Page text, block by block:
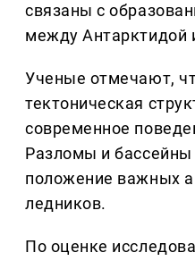
связаны с
между Антарктидой
Ученые отмечают,
тектоническая
современное
Разломы и
положение важных
ледников.
По оценке